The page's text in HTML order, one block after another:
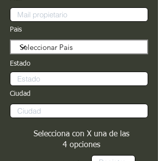
Pais
Estado
Ciudad
Selecciona con X una de las
4 opciones